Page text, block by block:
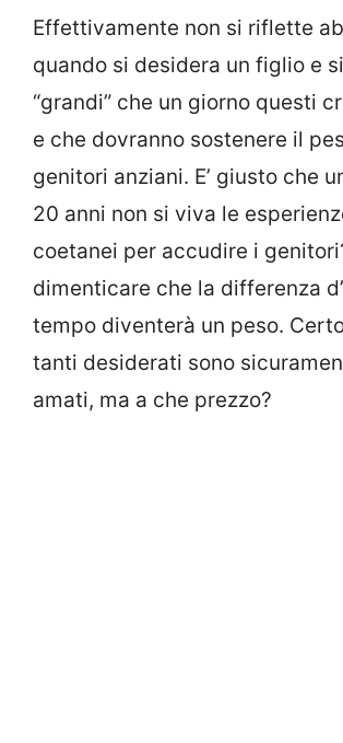
Effettivamente non si riflette
quando si desidera un figlio e
“grandi” che un giorno questi
e che dovranno sostenere il
genitori anziani. E’ giusto che
20 anni non si viva le
coetanei per accudire i
dimenticare che la differenza
tempo diventerà un peso.
tanti desiderati sono
amati, ma a che prezzo?